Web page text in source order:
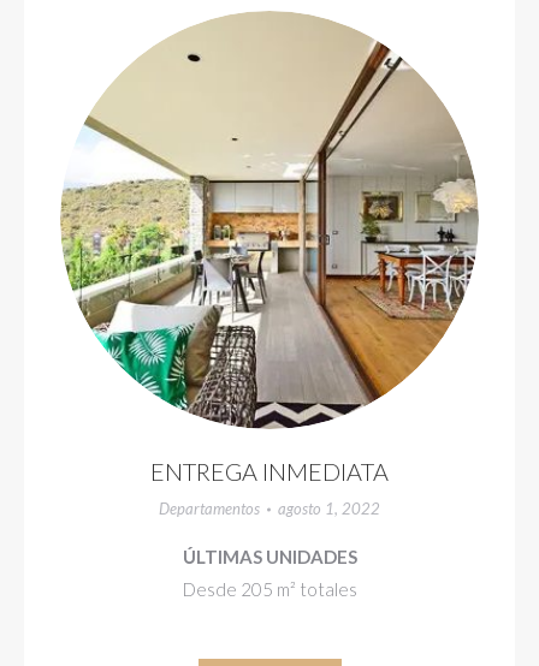
ENTREGA INMEDIATA
Departamentos agosto 1, 2022
ÚLTIMAS UNIDADES
Desde 205 m² totales